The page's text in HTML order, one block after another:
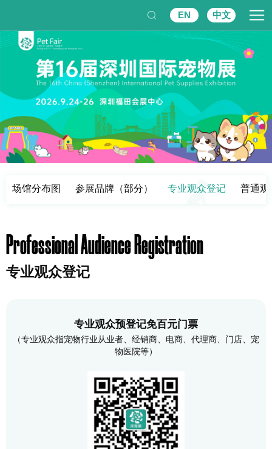
EN 中文
场馆分布图 参展品牌（部分） 专业观众登记 普通观
Professional Audience Registration
专业观众登记
专业观众预登记免百元门票
（专业观众指宠物行业从业者、经销商、电商、代理商、门店、宠
物医院等）